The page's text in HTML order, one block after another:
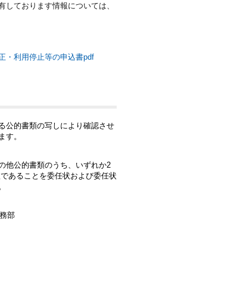
ております情報については、
・利用停止等の申込書pdf
公的書類の写しにより確認させ
す。
他公的書類のうち、いずれか2
あることを委任状および委任状
部